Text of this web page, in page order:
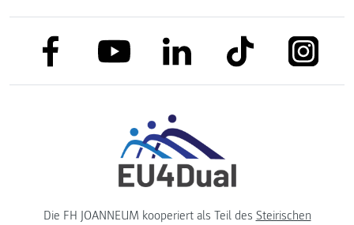
link to facebooklink to youtubelink to linkedinlink to tiktok link to
Die FH JOANNEUM kooperiert als Teil des Steirischen